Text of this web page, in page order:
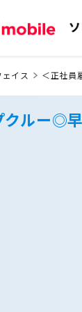
イス ＜正社員
クルー◎